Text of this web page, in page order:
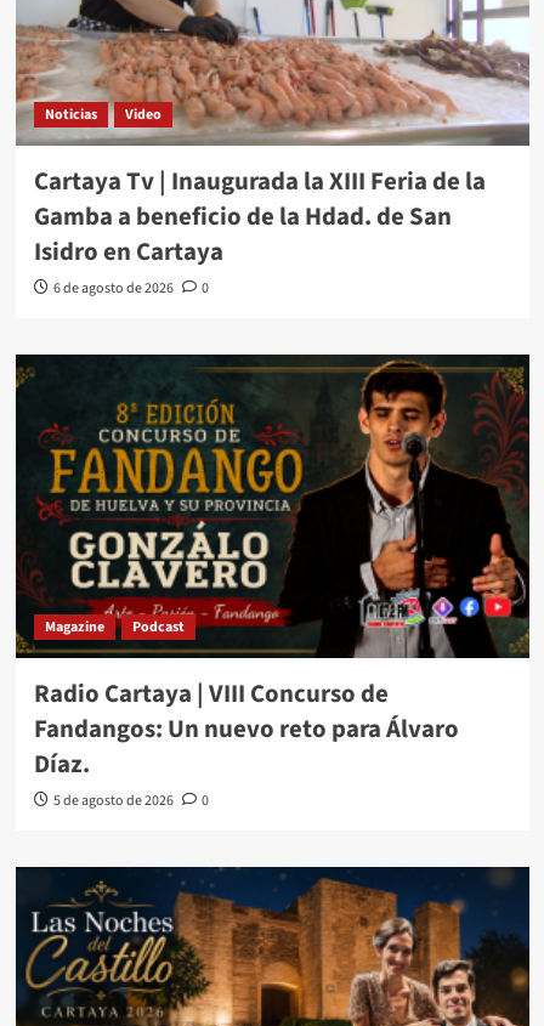
Noticias Video
Cartaya Tv | Inaugurada la XIII Feria de la
Gamba a beneficio de la Hdad. de San
Isidro en Cartaya
6 de agosto de 2026 0
Magazine Podcast
Radio Cartaya | VIII Concurso de
Fandangos: Un nuevo reto para Álvaro
Díaz.
5 de agosto de 2026 0